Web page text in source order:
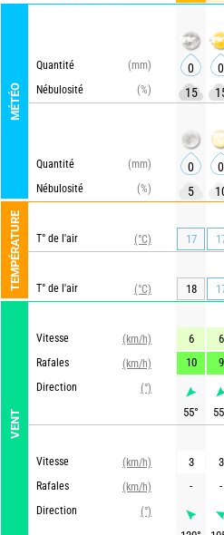
MÉTÉO
Quantité
(mm)
Nébulosité
(%)
Quantité
(mm)
Nébulosité
(%)
TEMPÉRATURE T° de l'air (°C)
T° de l'air (°C)
VENT
Vitesse
(km/h)
Rafales
(km/h)
Direction
(°)
Vitesse
(km/h)
Rafales
(km/h)
Direction
(°)
0 0
15
0 0
5
17
18
6 6
10
9
55° 55
3 3
-
-